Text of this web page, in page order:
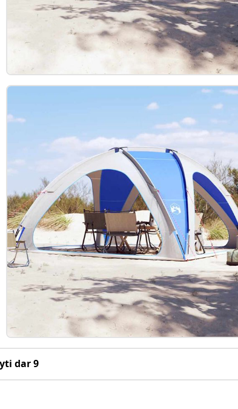
dar 9